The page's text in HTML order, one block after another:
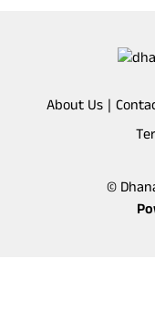
About Us
©